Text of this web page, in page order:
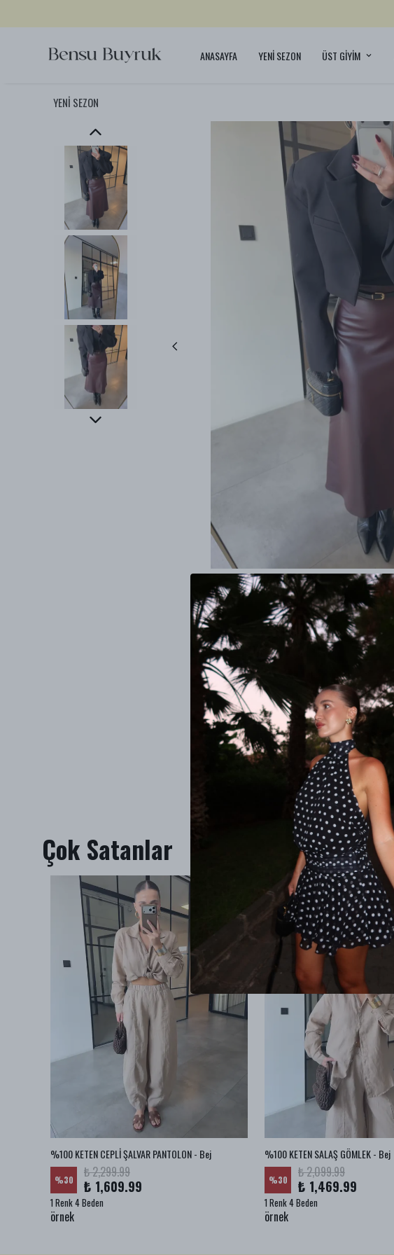
ANASAYFA YENİ SEZON ÜST GİYİM
YENİ SEZON
Çok Satanlar
%100 KETEN CEPLİ ŞALVAR PANTOLON - Bej
%30 ₺ 2,299.99
₺ 1,609.99
1 Renk 4 Beden
örnek
%100 KETEN SALAŞ GÖMLEK - Bej
%30 ₺ 2,099.99
₺ 1,469.99
1 Renk 4 Beden
örnek